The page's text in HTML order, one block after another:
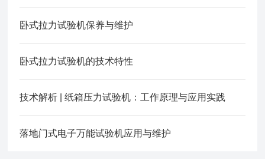
卧式拉力试验机保养与维护
卧式拉力试验机的技术特性
技术解析 | 纸箱压力试验机：工作原理与应用实践
落地门式电子万能试验机应用与维护